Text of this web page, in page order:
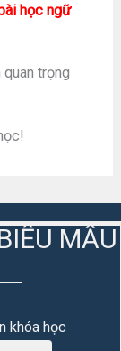
học ngữ
trọng
MẪU
khóa học